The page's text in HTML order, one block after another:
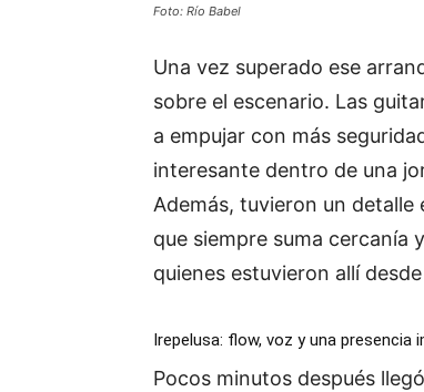
Foto: Río Babel
Una vez superado ese
sobre el escenario. Las
a empujar con más
interesante dentro de una
Además, tuvieron un
que siempre suma
quienes estuvieron allí
Irepelusa: flow, voz y una presencia
Pocos minutos después